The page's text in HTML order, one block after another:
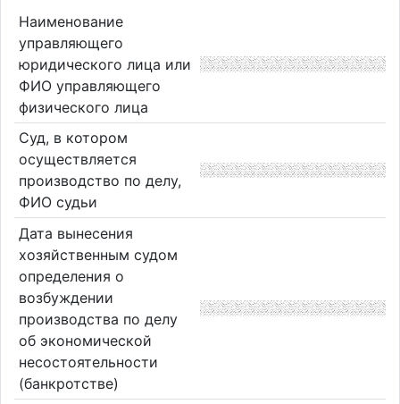
Наименование
управляющего
юридического лица или
ФИО управляющего
физического лица
Суд, в котором
осуществляется
производство по делу,
ФИО судьи
Дата вынесения
хозяйственным судом
определения о
возбуждении
производства по делу
об экономической
несостоятельности
(банкротстве)